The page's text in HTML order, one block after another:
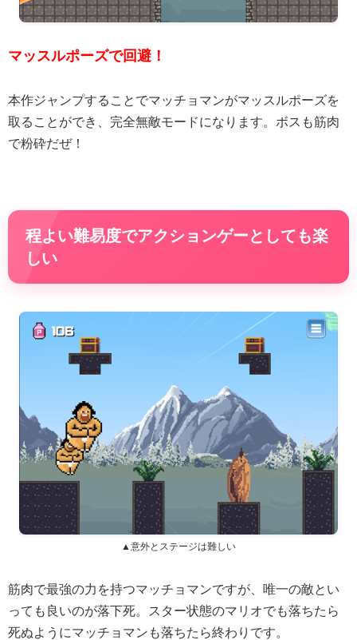
マッスルポーズで回避！
本作ジャンプすることでマッチョマンがマッスルポーズを
取ることができ、完全無敵モードになります。ボスも筋肉
で粉砕だぜ！
程よい難易度でアクションゲーとしても楽
しい
▲意外とステージは難しい
筋肉で最強の力を持つマッチョマンですが、唯一の敵とい
っても良いのが落下死。スター状態のマリオでも落ちたら
死ぬようにマッチョマンも落ちたら終わりです。